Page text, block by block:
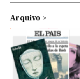
Arquivo